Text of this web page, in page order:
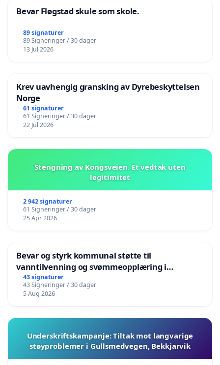
Bevar Fløgstad skule som skole.
89 signaturer
89 Signeringer / 30 dager
13 Jul 2026
Krev uavhengig gransking av Dyrebeskyttelsen
Norge
61 signaturer
61 Signeringer / 30 dager
22 Jul 2026
Stengning av Kongsveien. Et vedtak uten
legitimitet
2 942 signaturer
61 Signeringer / 30 dager
25 Apr 2026
Bevar og styrk kommunal støtte til
vanntilvenning og svømmeopplæring i
barnehagene i Haugesund
43 signaturer
43 Signeringer / 30 dager
5 Aug 2026
Underskriftskampanje: Tiltak mot langvarige
støyproblemer i Gullsmedvegen, Bekkjarvik